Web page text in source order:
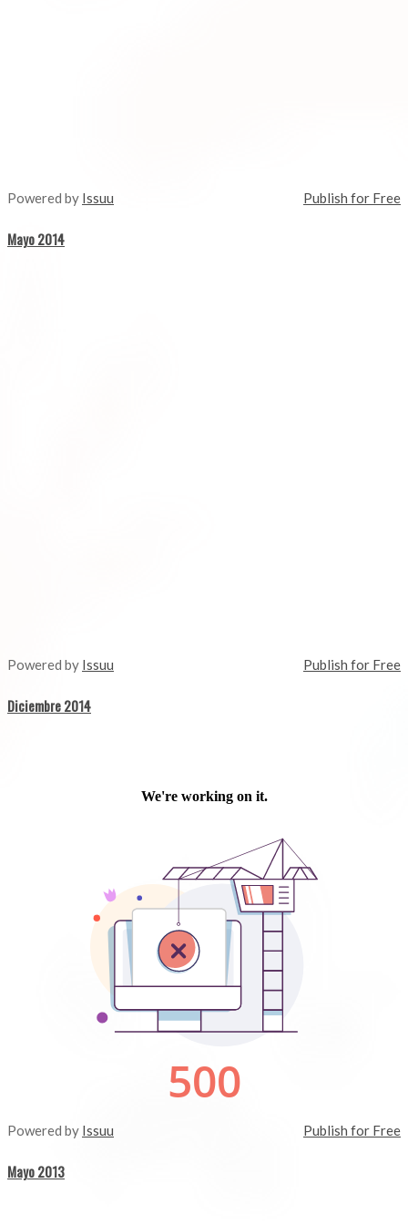
Powered by Issuu Publish for Free
Mayo 2014
Powered by Issuu Publish for Free
Diciembre 2014
Powered by Issuu Publish for Free
Mayo 2013